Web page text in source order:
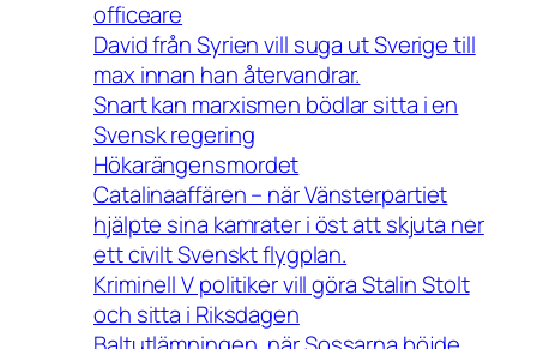
officeare
David från Syrien vill suga ut Sverige till
max innan han återvandrar.
Snart kan marxismen bödlar sitta i en
Svensk regering
Hökarängensmordet
Catalinaaffären – när Vänsterpartiet
hjälpte sina kamrater i öst att skjuta ner
ett civilt Svenskt flygplan.
Kriminell V politiker vill göra Stalin Stolt
och sitta i Riksdagen